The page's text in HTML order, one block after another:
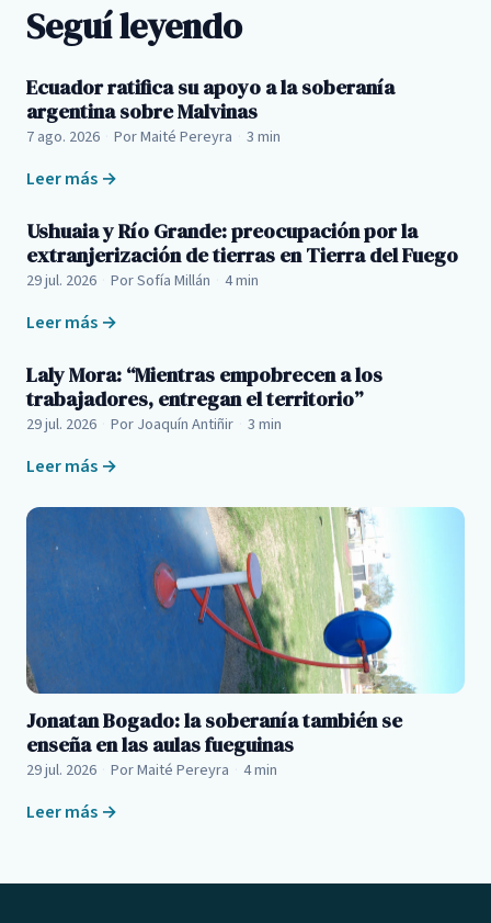
Seguí leyendo
Ecuador ratifica su apoyo a la soberanía
argentina sobre Malvinas
7 ago. 2026 Por Maité Pereyra 3 min
Leer más →
Ushuaia y Río Grande: preocupación por la
extranjerización de tierras en Tierra del Fuego
29 jul. 2026 Por Sofía Millán 4 min
Leer más →
Laly Mora: “Mientras empobrecen a los
trabajadores, entregan el territorio”
29 jul. 2026 Por Joaquín Antiñir 3 min
Leer más →
Jonatan Bogado: la soberanía también se
enseña en las aulas fueguinas
29 jul. 2026 Por Maité Pereyra 4 min
Leer más →